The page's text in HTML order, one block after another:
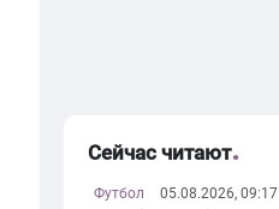
Сейчас читают
Футбол 05.08.2026, 09:17